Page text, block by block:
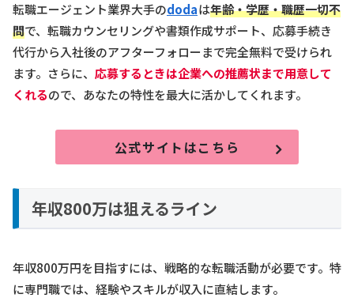
転職エージェント業界大手のdodaは年齢・学歴・職歴一切不
問で、転職カウンセリングや書類作成サポート、応募手続き
代行から入社後のアフターフォローまで完全無料で受けられ
ます。さらに、 応募するときは企業への推薦状まで用意して
くれるので、あなたの特性を最大に活かしてくれます。
公式サイトはこちら
年収800万は狙えるライン
年収800万円を目指すには、戦略的な転職活動が必要です。特
に専門職では、経験やスキルが収入に直結します。